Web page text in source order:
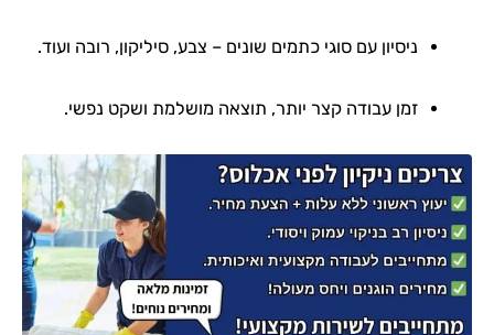
ניסיון עם סוגי כתמים שונים – צבע, סיליקון, רובה ועוד.
זמן עבודה קצר יותר, תוצאה מושלמת ושקט נפשי.